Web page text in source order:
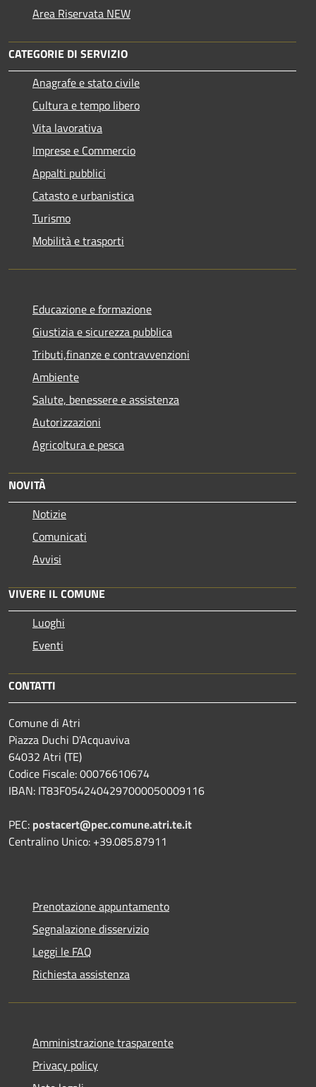
Area Riservata NEW
CATEGORIE DI SERVIZIO
Anagrafe e stato civile
Cultura e tempo libero
Vita lavorativa
Imprese e Commercio
Appalti pubblici
Catasto e urbanistica
Turismo
Mobilità e trasporti
Educazione e formazione
Giustizia e sicurezza pubblica
Tributi,finanze e contravvenzioni
Ambiente
Salute, benessere e assistenza
Autorizzazioni
Agricoltura e pesca
NOVITÀ
Notizie
Comunicati
Avvisi
VIVERE IL COMUNE
Luoghi
Eventi
CONTATTI
Comune di Atri
Piazza Duchi D'Acquaviva
64032 Atri (TE)
Codice Fiscale: 00076610674
IBAN: IT83F0542404297000050009116
PEC: postacert@pec.comune.atri.te.it
Centralino Unico: +39.085.87911
Prenotazione appuntamento
Segnalazione disservizio
Leggi le FAQ
Richiesta assistenza
Amministrazione trasparente
Privacy policy